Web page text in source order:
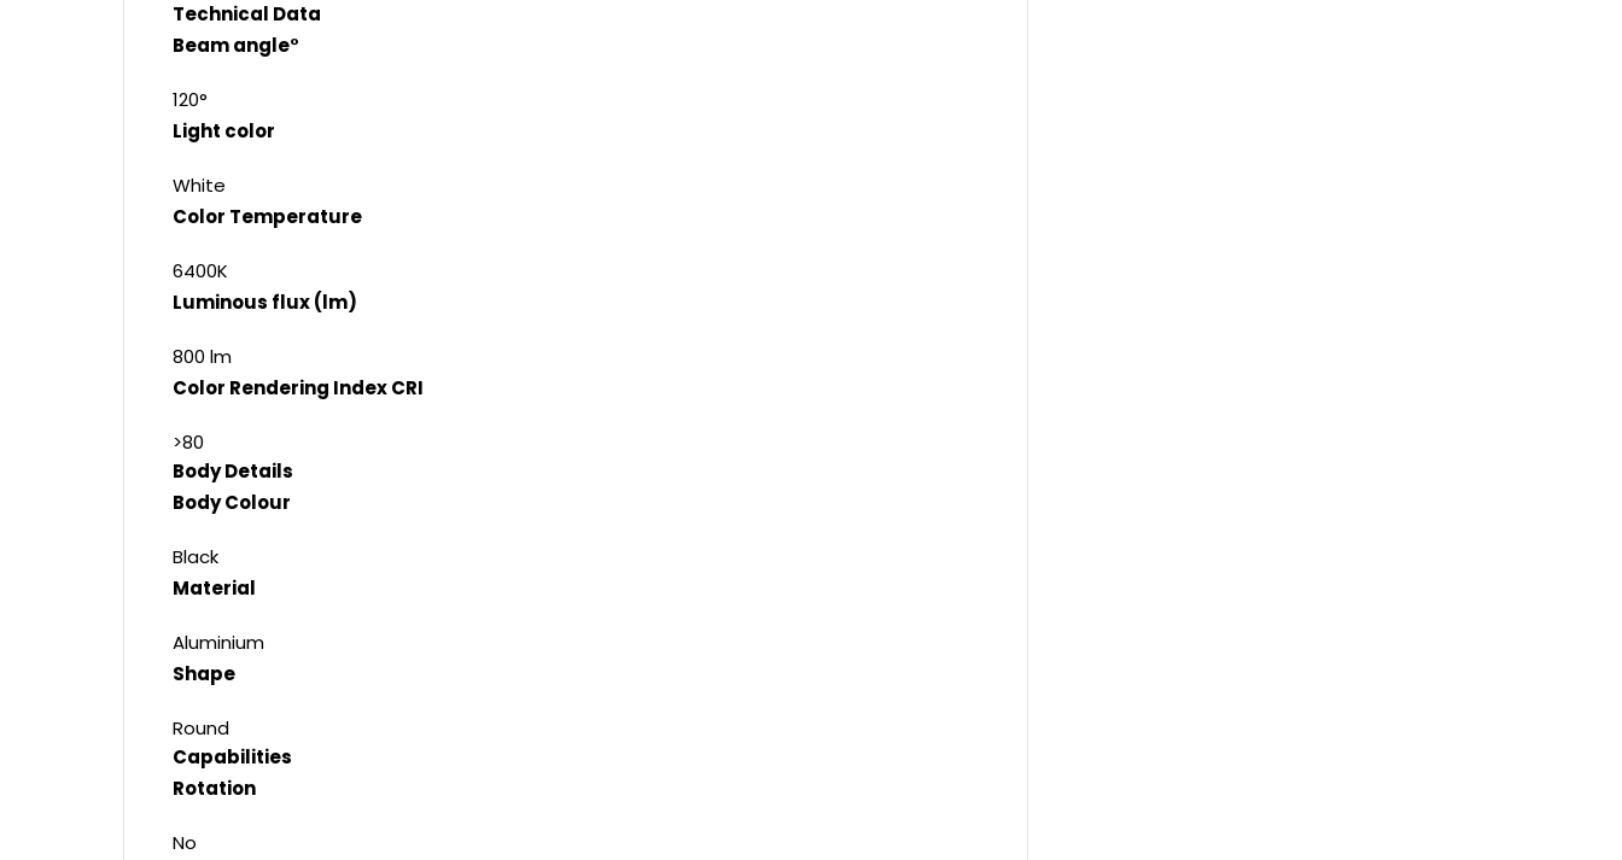
Technical Data
Beam angle°
120°
Light color
White
Color Temperature
6400K
Luminous flux (lm)
800 lm
Color Rendering Index CRI
>80
Body Details
Body Colour
Black
Material
Aluminium
Shape
Round
Capabilities
Rotation
No